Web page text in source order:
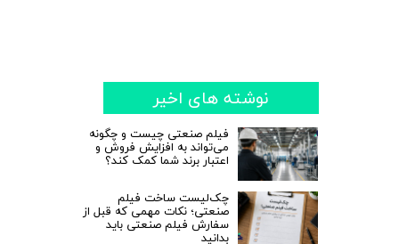
نوشته های اخیر
فیلم صنعتی چیست و چگونه
می‌تواند به افزایش فروش و
اعتبار برند شما کمک کند؟
چک‌لیست ساخت فیلم
صنعتی؛ نکات مهمی که قبل از
سفارش فیلم صنعتی باید
بدانید